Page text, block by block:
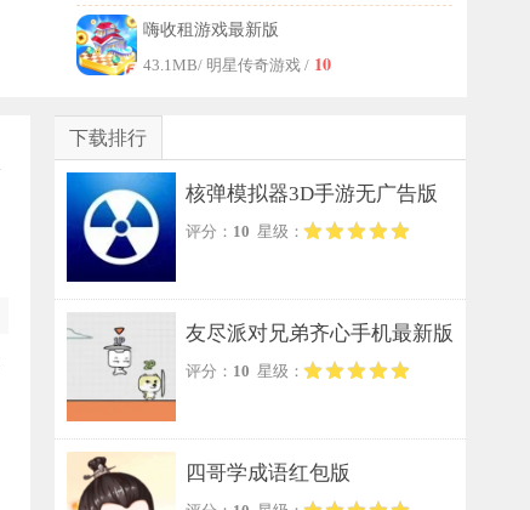
嗨收租游戏最新版
43.1MB/ 明星传奇游戏 / 10
下载排行
核弹模拟器3D手游无广告版
评分： 10 星级：
友尽派对兄弟齐心手机最新版
评分： 10 星级：
四哥学成语红包版